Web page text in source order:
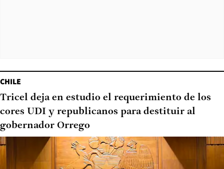
CHILE
Tricel deja en estudio el requerimiento de los
cores UDI y republicanos para destituir al
gobernador Orrego